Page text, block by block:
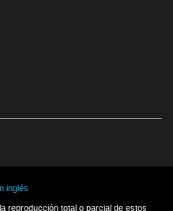
inglés
reproducción total o parcial de estos